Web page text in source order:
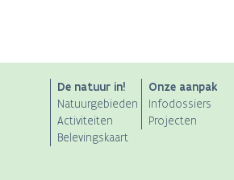
ANB
Main
navigation
De natuur in!
Natuurgebieden
Activiteiten
Belevingskaart
Onze aanpak
Infodossiers
Projecten